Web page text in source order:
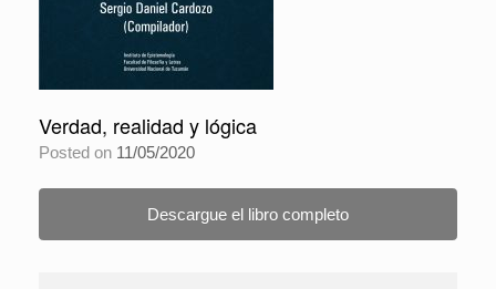
Verdad, realidad y lógica
Posted on 11/05/2020
Descargue el libro completo